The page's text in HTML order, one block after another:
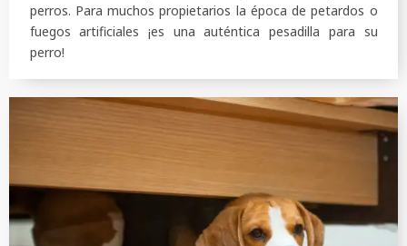
BUSCAR
perros. Para muchos propietarios la época de petardos o
fuegos artificiales ¡es una auténtica pesadilla para su
perro!